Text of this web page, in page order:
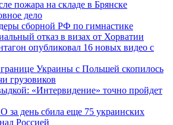
пожара на складе в Брянске
дело
сборной РФ по гимнастике
отказ в визах от Хорватии
опубликовал 16 новых видео с
Украины с Польшей скопилось
грузовиков
«Интервидение» точно пройдет
за день сбила еще 75 украинских
Россией